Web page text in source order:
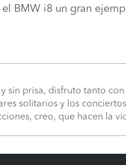
BMW i8 un gran
sin prisa, disfruto tanto
solitarios y los
creo, que hacen la